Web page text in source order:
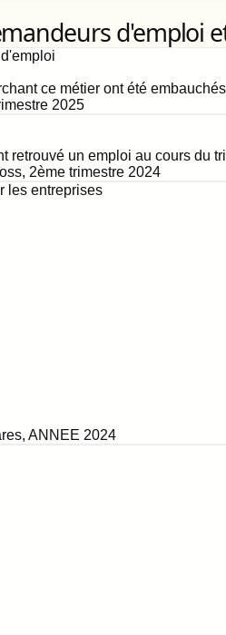
d'emploi
ce métier ont été
2025
retrouvé un emploi au cours du
, 2ème trimestre 2024
les entreprises
ANNEE 2024